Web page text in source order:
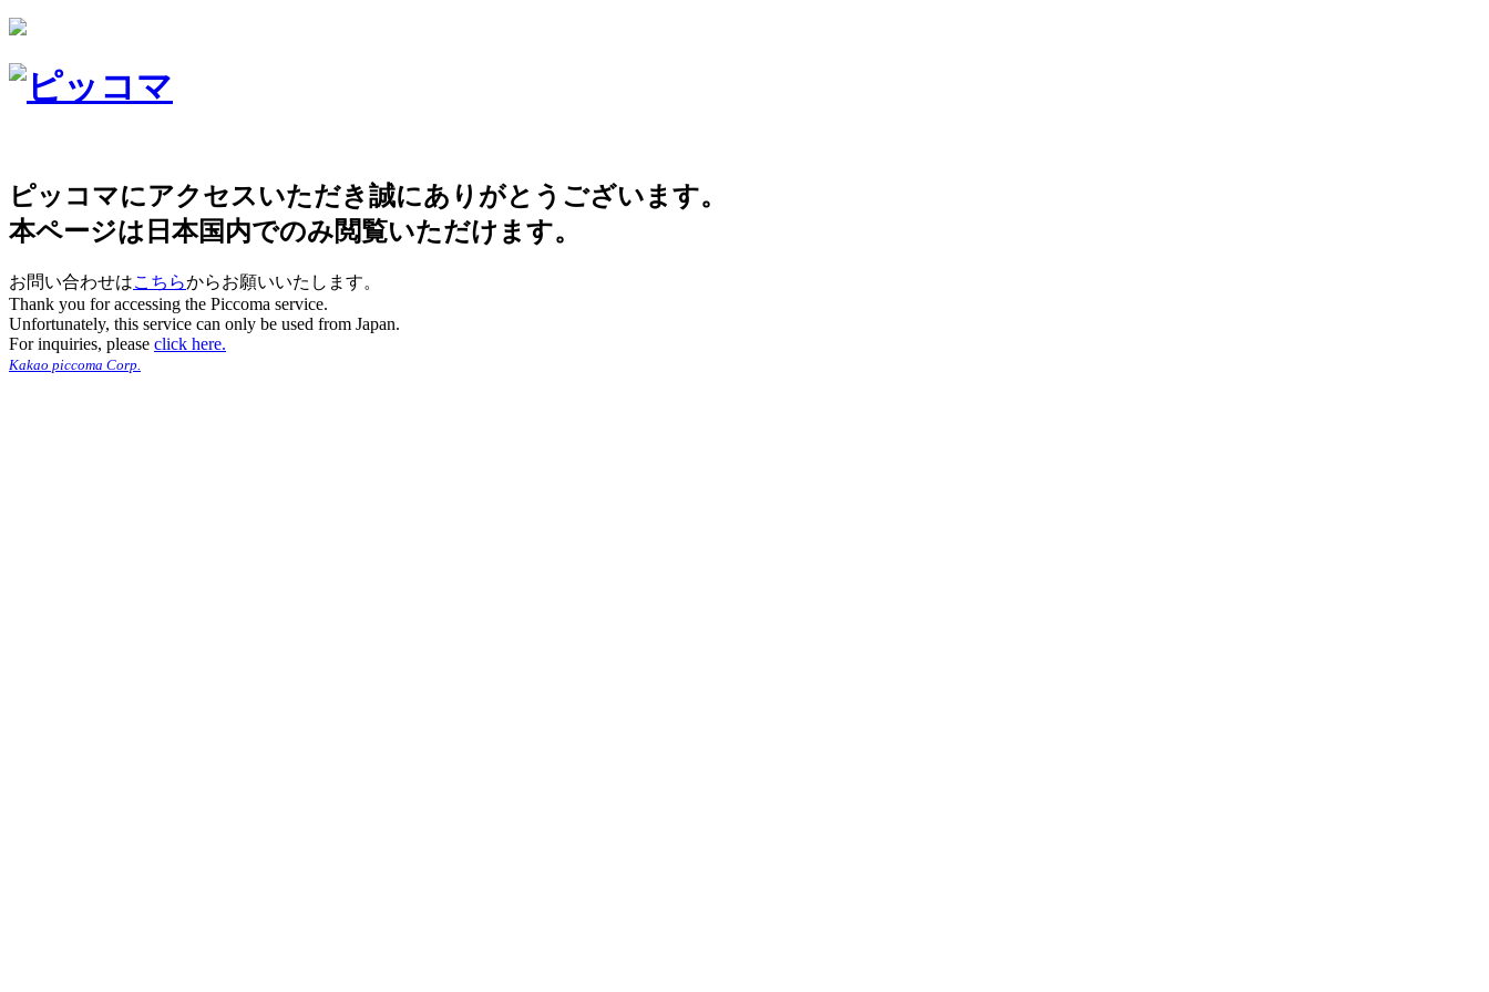
ピッコマにアクセスいただき誠にありがとうございます。
本ページは日本国内でのみ閲覧いただけます。
お問い合わせはこちらからお願いいたします。
Thank you for accessing the Piccoma service.
Unfortunately, this service can only be used from Japan.
For inquiries, please click here.
Kakao piccoma Corp.